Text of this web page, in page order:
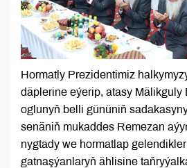
Hormatly Prezidentimiz
däplerine eýerip, atasy Mälikguly
oglunyň belli gününiň
senäniň mukaddes Remezan
nygtady we hormatlap
gatnaşýanlaryň ählisine